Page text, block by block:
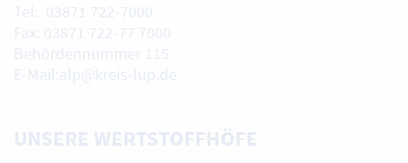
Tel: 03871 722-7000
Fax: 03871 722-77 7000
Behördennummer 115
E-Mail:alp@kreis-lup.de
UNSERE WERTSTOFFHÖFE